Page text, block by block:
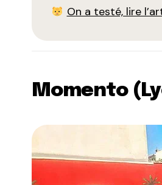
On a testé, lire
Momento